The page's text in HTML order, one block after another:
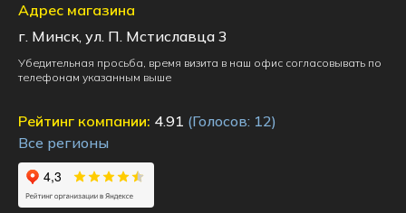
Адрес магазина
г. Минск, ул. П. Мстиславца 3
Убедительная просьба, время визита в наш офис согласовывать по
телефонам указанным выше
Рейтинг компании: 4.91 (Голосов: 12)
Все регионы